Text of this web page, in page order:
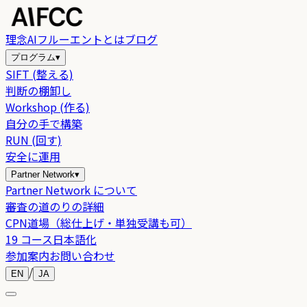
理念AIフルーエントとはブログ
プログラム▾
SIFT (整える)
判断の棚卸し
Workshop (作る)
自分の手で構築
RUN (回す)
安全に運用
Partner Network▾
Partner Network について
審査の道のりの詳細
CPN道場（総仕上げ・単独受講も可）
19 コース日本語化
参加案内お問い合わせ
EN / JA